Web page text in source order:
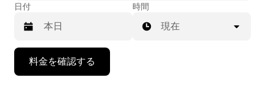
日付 時間
現在
料金を確認する